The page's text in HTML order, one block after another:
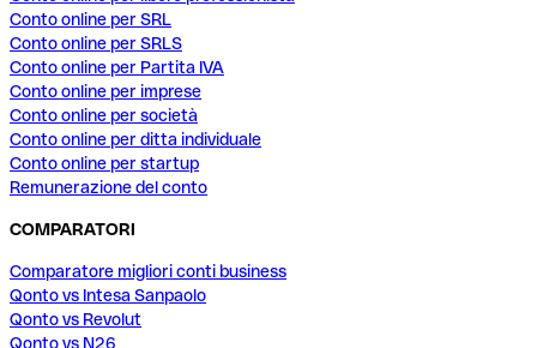
Conto online per SRL
Conto online per SRLS
Conto online per Partita IVA
Conto online per imprese
Conto online per società
Conto online per ditta individuale
Conto online per startup
Remunerazione del conto
COMPARATORI
Comparatore migliori conti business
Qonto vs Intesa Sanpaolo
Qonto vs Revolut
Qonto vs N26